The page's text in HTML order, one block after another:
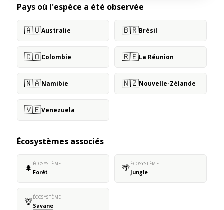
Pays où l'espèce a été observée
🇦🇺Australie 🇧🇷Brésil
🇨🇴Colombie 🇷🇪La Réunion
🇳🇦Namibie 🇳🇿Nouvelle-Zélande
🇻🇪Venezuela
Écosystèmes associés
🌲 ÉCOSYSTÈME
Forêt 🌴ÉCOSYSTÈME
Jungle
🦒ÉCOSYSTÈME
Savane